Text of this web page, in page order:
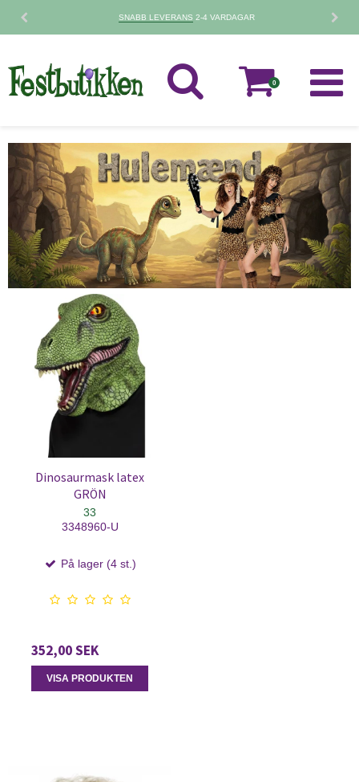
SNABB LEVERANS 2-4 VARDAGAR
0
Dinosaurmask latex
GRÖN
33
3348960-U
På lager (4 st.)
352,00 SEK
VISA PRODUKTEN